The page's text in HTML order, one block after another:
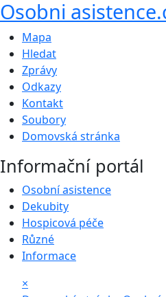
Osobni
Mapa
Hledat
Zprávy
Odkazy
Kontakt
Soubory
Domovská stránka
Informační portál
Osobní asistence
Dekubity
Hospicová péče
Různé
Informace
×